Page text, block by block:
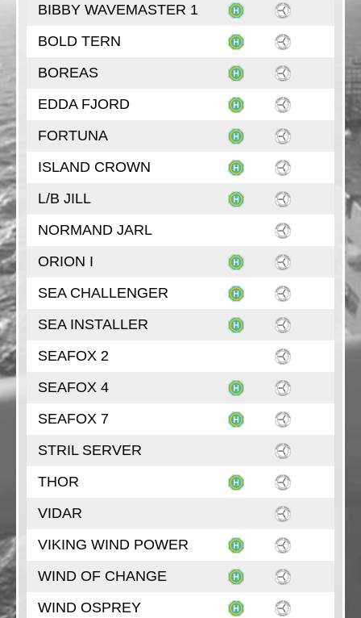
BIBBY WAVEMASTER 1
BOLD TERN
BOREAS
EDDA FJORD
FORTUNA
ISLAND CROWN
L/B JILL
NORMAND JARL
ORION I
SEA CHALLENGER
SEA INSTALLER
SEAFOX 2
SEAFOX 4
SEAFOX 7
STRIL SERVER
THOR
VIDAR
VIKING WIND POWER
WIND OF CHANGE
WIND OSPREY